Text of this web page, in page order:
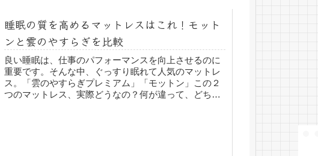
睡眠の質を高めるマットレスはこれ！モット
ンと雲のやすらぎを比較
良い睡眠は、仕事のパフォーマンスを向上させるのに
重要です。そんな中、ぐっすり眠れて人気のマットレ
ス。「雲のやすらぎプレミアム」「モットン」この２
つのマットレス、実際どうなの？何が違って、どちら